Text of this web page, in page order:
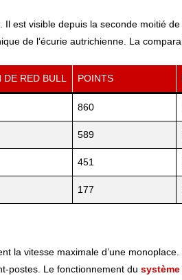
est visible depuis la seconde moitié
de l’écurie autrichienne. La
DE RED BULL POINTS
860
589
451
177
la vitesse maximale d’une
postes. Le fonctionnement du